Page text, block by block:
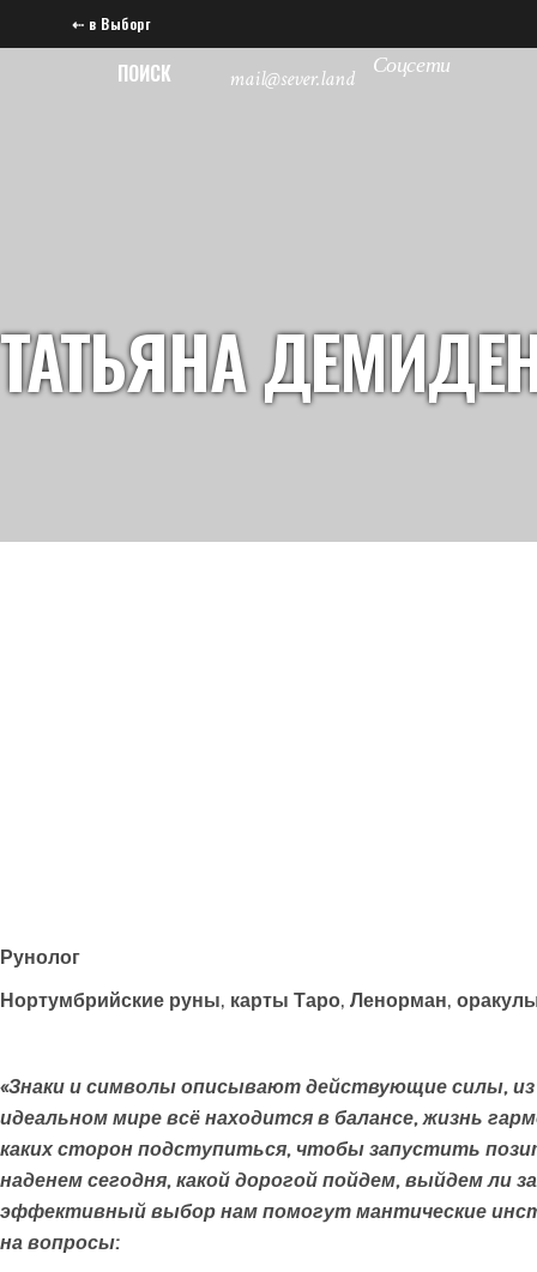
⇠ в Выборг
ПОИСК mail@sever.land Соцсети
ТАТЬЯНА
Рунолог
Нортумбрийские руны, карты Таро, Ленорман,
«Знаки и символы описывают действующие силы,
идеальном мире всё находится в балансе, жизнь
каких сторон подступиться, чтобы запустить
наденем сегодня, какой дорогой пойдем, выйдем ли
эффективный выбор нам помогут мантические
на вопросы: